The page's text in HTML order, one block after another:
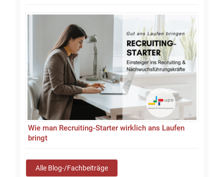
Wie man Recruiting-Starter wirklich ans Laufen
bringt
Alle Blog-/Fachbeiträge